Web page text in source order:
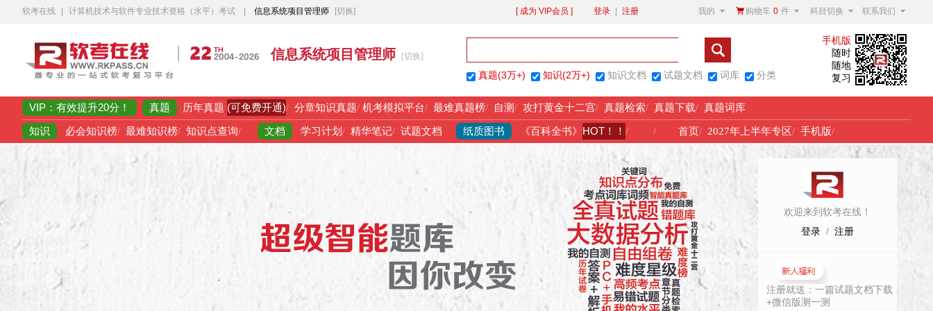
软考在线 计算机技术与软件专业技术资格（水平）考试 信息系统项目管理师 [切换] [ 成为 VIP会员 ] 登录 注册 我的 购物车 0 件 科目切换 联系我们
信息系统项目管理师 [切换]
真题(3万+) 知识(2万+) 知识文档 试题文档 词库 分类
手机版
随时
随地
复习
VIP：有效提升20分！ 真题 历年真题 (可免费开通)/ 分章知识真题/ 机考模拟平台/ 最难真题榜/ 自测/ 攻打黄金十二宫/ 真题检索/ 真题下载/ 真题词库
欢迎来到软考在线！
登录 / 注册
注册就送：一篇试题文档下载
+微信版测一测
知识 必会知识榜/ 最难知识榜/ 知识点查询/ 文档 学习计划/ 精华笔记/ 试题文档 纸质图书 《百科全书》 HOT！！ / / 首页/ 2027年上半年专区/ 手机版/